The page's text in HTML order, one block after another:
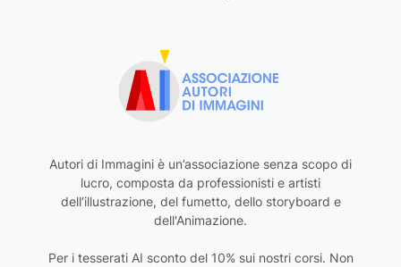
Autori di Immagini è un’associazione senza scopo di
lucro, composta da professionisti e artisti
dell’illustrazione, del fumetto, dello storyboard e
dell'Animazione.
Per i tesserati AI sconto del 10% sui nostri corsi. Non